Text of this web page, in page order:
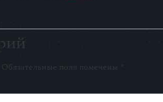
Обязательные поля помечены